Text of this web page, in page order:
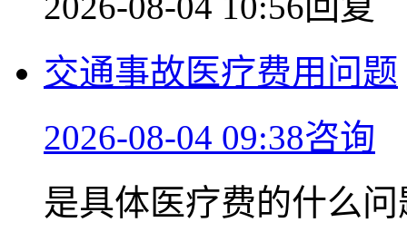
交通事故医疗费用问题
2026-08-04 09:38咨询
是具体医疗费的什么